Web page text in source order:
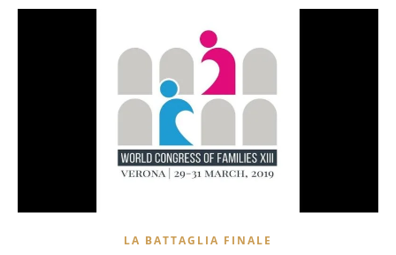
LA BATTAGLIA FINALE